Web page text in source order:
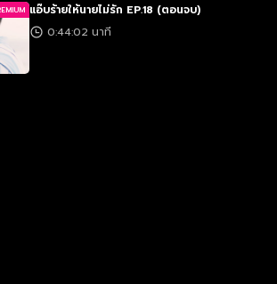
แอ๊บร้ายให้นายไม่รัก EP.18 (ตอนจบ)
0:44:02 นาที